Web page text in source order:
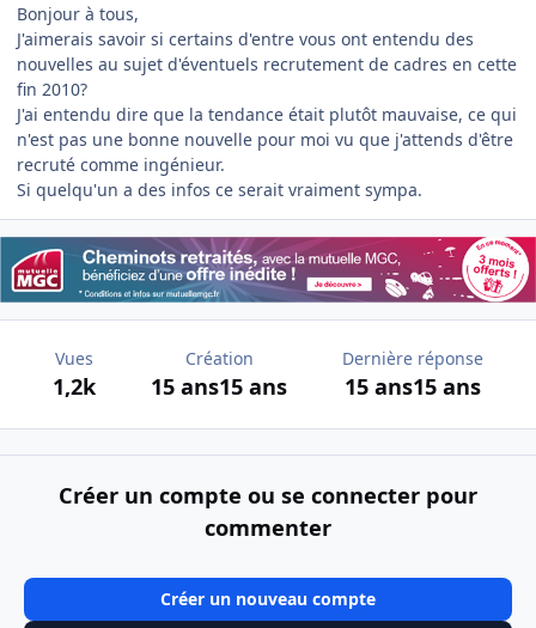
Bonjour à tous,
J'aimerais savoir si certains d'entre vous ont entendu des
nouvelles au sujet d'éventuels recrutement de cadres en cette
fin 2010?
J'ai entendu dire que la tendance était plutôt mauvaise, ce qui
n'est pas une bonne nouvelle pour moi vu que j'attends d'être
recruté comme ingénieur.
Si quelqu'un a des infos ce serait vraiment sympa.
Vues
1,2k
Création
15 ans15 ans
Dernière réponse
15 ans15 ans
Créer un compte ou se connecter pour
commenter
Créer un nouveau compte